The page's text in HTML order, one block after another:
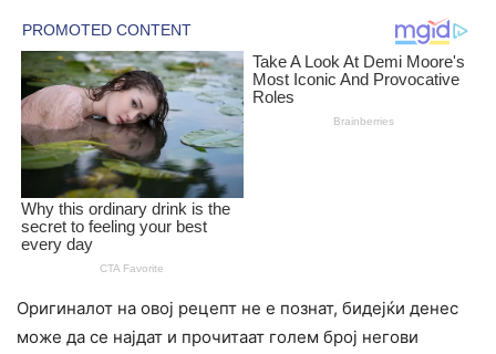
Оригиналот на овој рецепт не е познат, бидејќи денес
може да се најдат и прочитаат голем број негови